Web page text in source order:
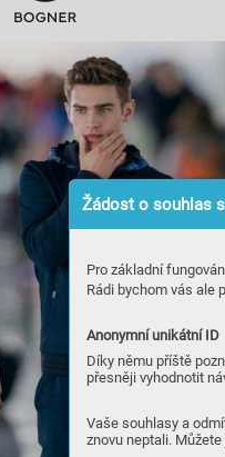
Žádost o souhlas
Pro základní
Rádi bychom vás ale
Anonymní unikátní ID
Díky němu příště
přesněji vyhodnotit
Vaše souhlasy a
znovu neptali.